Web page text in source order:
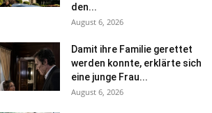
den...
August 6, 2026
Damit ihre Familie gerettet
werden konnte, erklärte sich
eine junge Frau...
August 6, 2026